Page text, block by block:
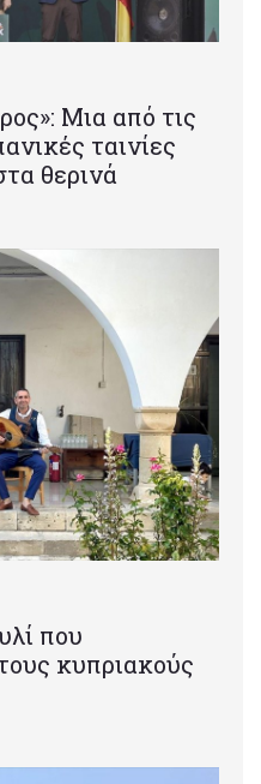
Mια από τις
ταινίες
θερινά
που
κυπριακούς